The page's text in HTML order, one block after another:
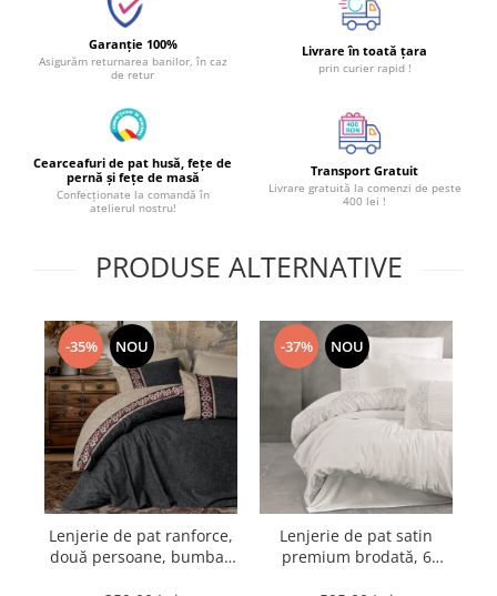
Garanție 100%
Asigurăm returnarea banilor, în caz
de retur
Livrare în toată țara
prin curier rapid !
Cearceafuri de pat husă, fețe de
pernă și fețe de masă
Confecționate la comandă în
atelierul nostru!
Transport Gratuit
Livrare gratuită la comenzi de peste
400 lei !
PRODUSE ALTERNATIVE
-35% NOU
Lenjerie de pat ranforce,
două persoane, bumbac
-37% NOU
Lenjerie de pat satin
premium brodată, 6